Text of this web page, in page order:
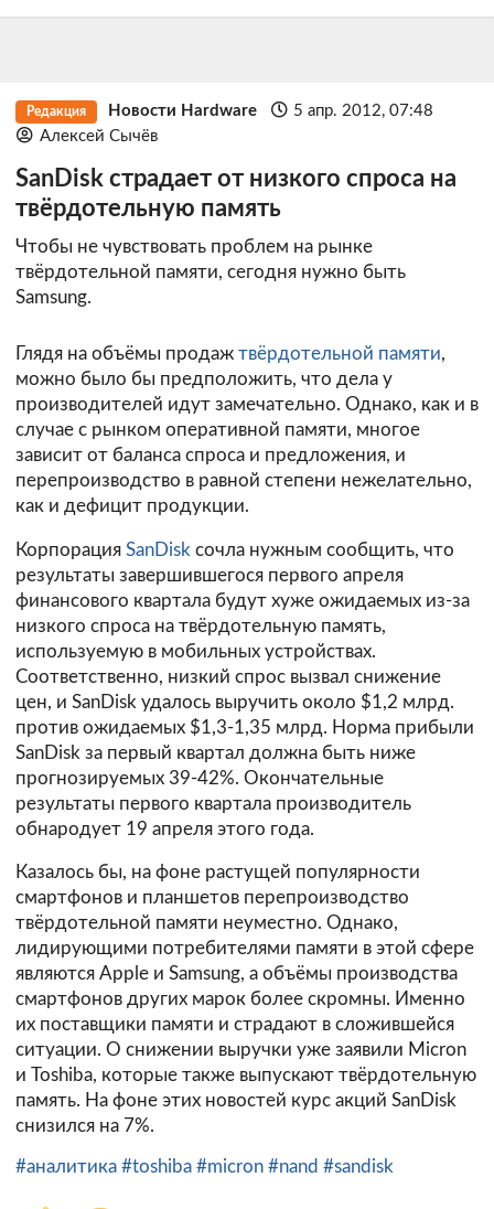
Редакция Новости Hardware
5 апр. 2012, 07:48
Алексей Сычёв
SanDisk страдает от низкого спроса на
твёрдотельную память
Чтобы не чувствовать проблем на рынке
твёрдотельной памяти, сегодня нужно быть
Samsung.
Глядя на объёмы продаж твёрдотельной памяти,
можно было бы предположить, что дела у
производителей идут замечательно. Однако, как и в
случае с рынком оперативной памяти, многое
зависит от баланса спроса и предложения, и
перепроизводство в равной степени нежелательно,
как и дефицит продукции.
Корпорация SanDisk сочла нужным сообщить, что
результаты завершившегося первого апреля
финансового квартала будут хуже ожидаемых из-за
низкого спроса на твёрдотельную память,
используемую в мобильных устройствах.
Соответственно, низкий спрос вызвал снижение
цен, и SanDisk удалось выручить около $1,2 млрд.
против ожидаемых $1,3-1,35 млрд. Норма прибыли
SanDisk за первый квартал должна быть ниже
прогнозируемых 39-42%. Окончательные
результаты первого квартала производитель
обнародует 19 апреля этого года.
Казалось бы, на фоне растущей популярности
смартфонов и планшетов перепроизводство
твёрдотельной памяти неуместно. Однако,
лидирующими потребителями памяти в этой сфере
являются Apple и Samsung, а объёмы производства
смартфонов других марок более скромны. Именно
их поставщики памяти и страдают в сложившейся
ситуации. О снижении выручки уже заявили Micron
и Toshiba, которые также выпускают твёрдотельную
память. На фоне этих новостей курс акций SanDisk
снизился на 7%.
#аналитика #toshiba #micron #nand #sandisk